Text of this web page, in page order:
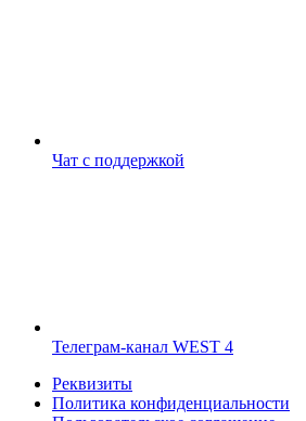
Чат с поддержкой
Телеграм-канал WEST 4
Реквизиты
Политика конфиденциальности